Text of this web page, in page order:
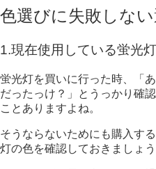
色選びに失敗しな
1.現在使用している蛍光
蛍光灯を買いに行った時、「
だったっけ？」と うっかり確
ことありますよね。
そうならないためにも購入す
灯の色を確認しておきましょう